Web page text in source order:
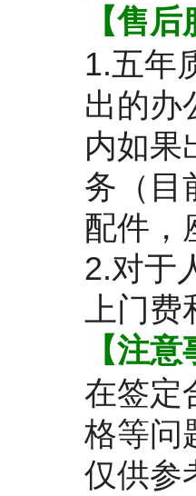
【售
1.五年
出的办
内如果
务（目
配件，
2.对于
上门
【注
在签定
格等问
仅供参